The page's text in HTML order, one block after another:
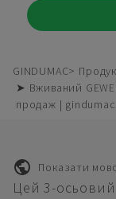
GINDUMAC
➤ Вживаний
продаж |
Показати
Цей 3-осьовий